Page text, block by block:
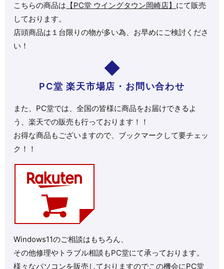
こちらの商品は 【PC堂 ウイングタウン岡崎店】 にて販売
しております。
店頭商品は１台限りの物が多い為、お早めにご検討くださ
い！
PC堂 楽天市場店・お問い合わせ
また、PC堂では、全国の皆様に商品をお届けできるよ
う、楽天での販売も行っております！！
お得な商品もございますので、ブックマークして要チェッ
ク！！
Windows11のご相談はもちろん、
その他修理やトラブル相談もPC堂にて承っております。
様々なパソコンを販売しておりますのでこの機会にPC堂